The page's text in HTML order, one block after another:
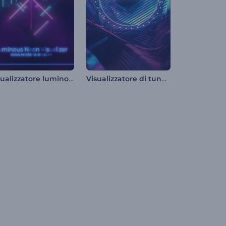
Visualizzatore luminoso al neon Visualizzatore di tunnel luminescenti